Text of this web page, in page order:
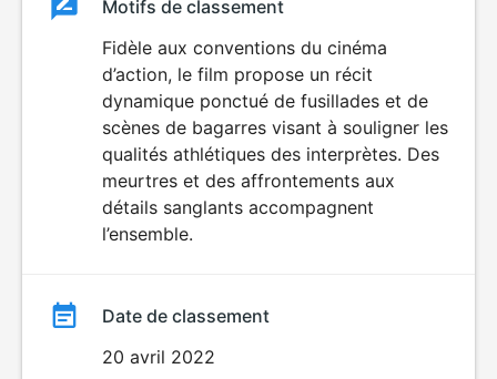
ClassementClassement
Motifs de classement
Fidèle aux conventions du cinéma
d’action, le film propose un récit
dynamique ponctué de fusillades et de
scènes de bagarres visant à souligner les
qualités athlétiques des interprètes. Des
meurtres et des affrontements aux
détails sanglants accompagnent
l’ensemble.
Date de classement
20 avril 2022